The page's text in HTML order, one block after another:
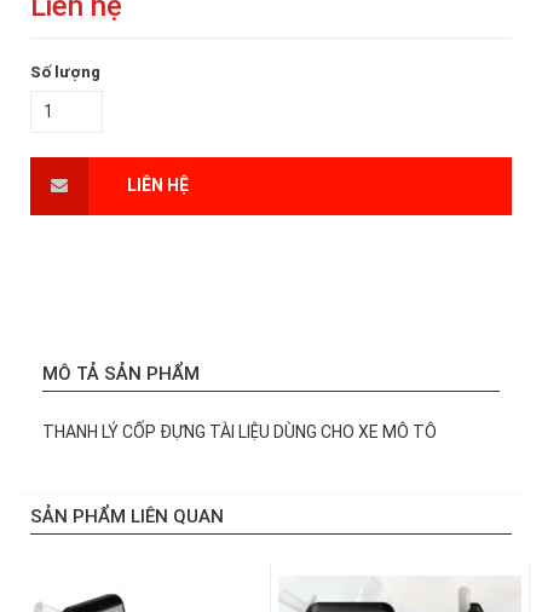
Số lượng
LIÊN HỆ
MÔ TẢ SẢN PHẨM
THANH LÝ CỐP ĐỰNG TÀI LIỆU DÙNG CHO XE MÔ TÔ
SẢN PHẨM LIÊN QUAN